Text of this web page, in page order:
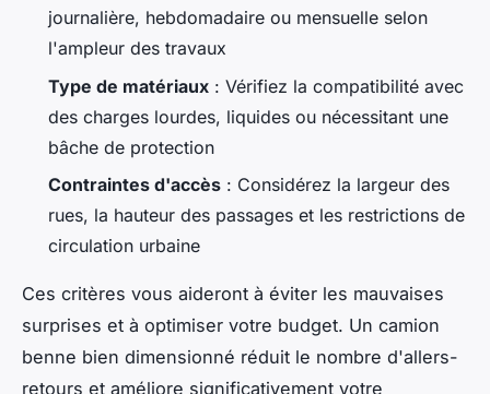
journalière, hebdomadaire ou mensuelle selon
l'ampleur des travaux
Type de matériaux : Vérifiez la compatibilité avec
des charges lourdes, liquides ou nécessitant une
bâche de protection
Contraintes d'accès : Considérez la largeur des
rues, la hauteur des passages et les restrictions de
circulation urbaine
Ces critères vous aideront à éviter les mauvaises
surprises et à optimiser votre budget. Un camion
benne bien dimensionné réduit le nombre d'allers-
retours et améliore significativement votre